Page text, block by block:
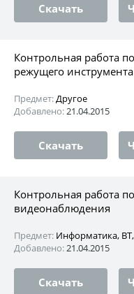
Скачать
Контрольная работа
режущего инструмента
Предмет:Другое
Добавлено:21.04.2015
Скачать
Контрольная работа
видеонаблюдения
Предмет: Информатика,
Добавлено:21.04.2015
Скачать